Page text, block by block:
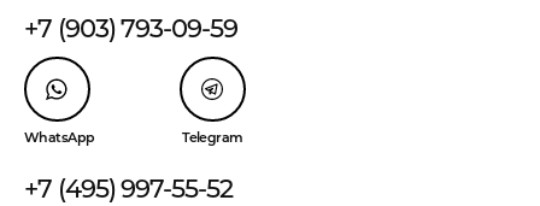
+7 (903) 793-09-59
WhatsApp Telegram
+7 (495) 997-55-52